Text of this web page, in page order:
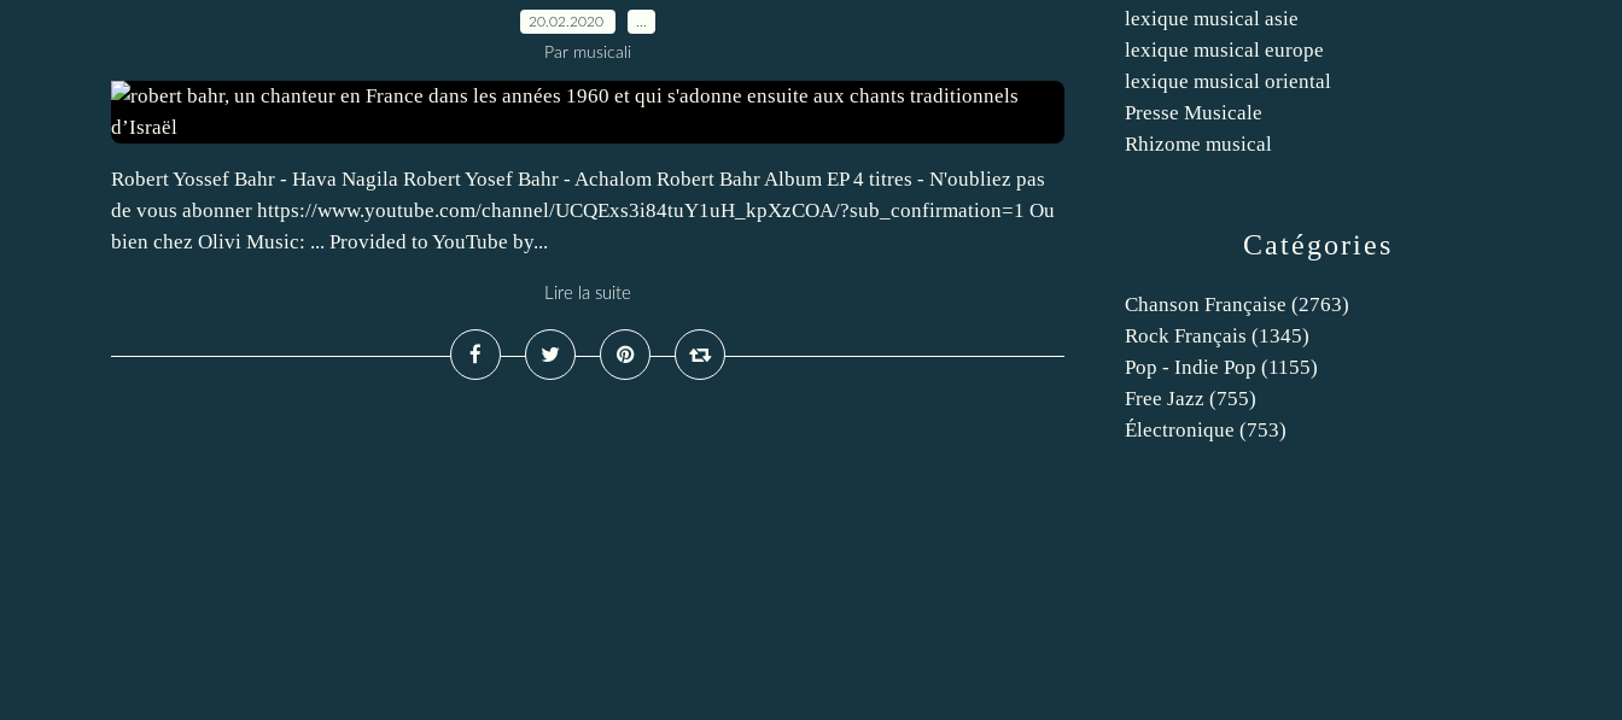
20.02.2020
Par musicali
Robert Yossef Bahr - Hava Nagila Robert Yosef Bahr - Achalom Robert Bahr Album EP 4 titres - N'oubliez pas
de vous abonner https://www.youtube.com/channel/UCQExs3i84tuY1uH_kpXzCOA/?sub_confirmation=1 Ou
bien chez Olivi Music: ... Provided to YouTube by...
Lire la suite
Catégories
Chanson Française (2763)
Rock Français (1345)
Pop - Indie Pop (1155)
Free Jazz (755)
Électronique (753)
lexique musical asie
lexique musical europe
lexique musical oriental
Presse Musicale
Rhizome musical